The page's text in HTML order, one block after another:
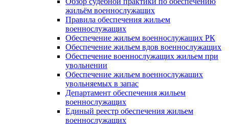
жильём военнослужащих
Правила обеспечения жильем
военнослужащих
Обеспечение жильем военнослужащих РК
Обеспечение жильем вдов военнослужащих
Обеспечение военнослужащих жильем при
увольнении
Обеспечение жильем военнослужащих
увольняемых в запас
Департамент обеспечения жильем
военнослужащих
Единый реестр обеспечения жильем
военнослужащих